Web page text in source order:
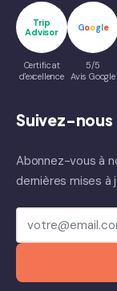
Trip
Advisor
Certificat
d'excellence
Google
5/5
Avis Google
Suivez-nous
Abonnez-vous à
dernières mises